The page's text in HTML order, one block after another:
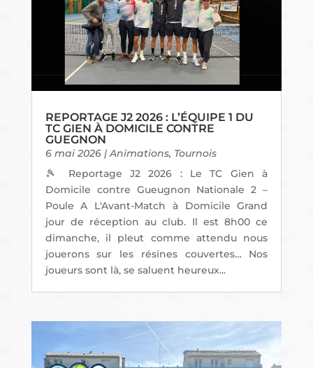
REPORTAGE J2 2026 : L’ÉQUIPE 1 DU
TC GIEN À DOMICILE CONTRE
GUEGNON
6 mai 2026|Animations, Tournois
🎾 Reportage J2 2026 : Le TC Gien à
Domicile contre Gueugnon Nationale 2 –
Poule A L'Avant-Match à Domicile Grand
jour de réception au club. Il est 8h00 ce
dimanche, il pleut comme attendu nous
jouerons sur les résines couvertes… Nos
joueurs sont là, se saluent heureux...